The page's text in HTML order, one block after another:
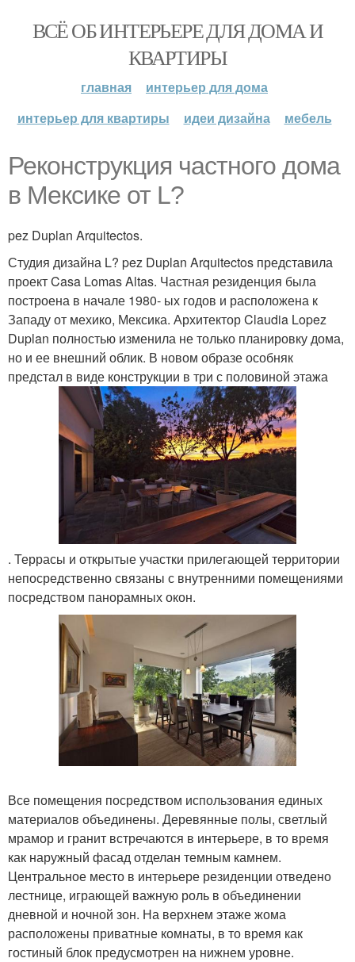
ВСЁ ОБ ИНТЕРЬЕРЕ ДЛЯ ДОМА И
КВАРТИРЫ
главная
интерьер для дома
интерьер для квартиры
идеи дизайна мебель
Реконструкция частного дома
в Мексике от L?
pez Duplan Arquitectos.
Студия дизайна L? pez Duplan Arquitectos представила
проект Casa Lomas Altas. Частная резиденция была
построена в начале 1980- ых годов и расположена к
Западу от мехико, Мексика. Архитектор Claudia Lopez
Duplan полностью изменила не только планировку дома,
но и ее внешний облик. В новом образе особняк
предстал в виде конструкции в три с половиной этажа
. Террасы и открытые участки прилегающей территории
непосредственно связаны с внутренними помещениями
посредством панорамных окон.
Все помещения посредством использования единых
материалов объединены. Деревянные полы, светлый
мрамор и гранит встречаются в интерьере, в то время
как наружный фасад отделан темным камнем.
Центральное место в интерьере резиденции отведено
лестнице, играющей важную роль в объединении
дневной и ночной зон. На верхнем этаже жома
расположены приватные комнаты, в то время как
гостиный блок предусмотрен на нижнем уровне.